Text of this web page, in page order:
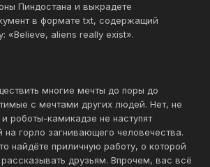
Пиндостана и выкрадете
в формате txt, содержащий
«Believe, aliens really exist».
многие мечты до поры до
с мечтами других людей. Нет, не
роботы-камикадзе не наступят
горло загнивающего человечества.
найдёте приличную работу, о которой
друзьям. Впрочем, вас всё